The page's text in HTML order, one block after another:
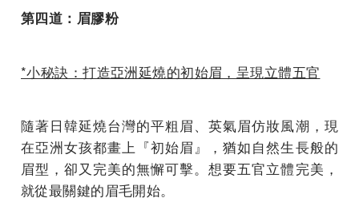
第四道：眉膠粉
*小秘訣：打造亞洲延燒的初始眉，呈現立體五官
隨著日韓延燒台灣的平粗眉、英氣眉仿妝風潮，現
在亞洲女孩都畫上『初始眉』，猶如自然生長般的
眉型，卻又完美的無懈可擊。想要五官立體完美，
就從最關鍵的眉毛開始。